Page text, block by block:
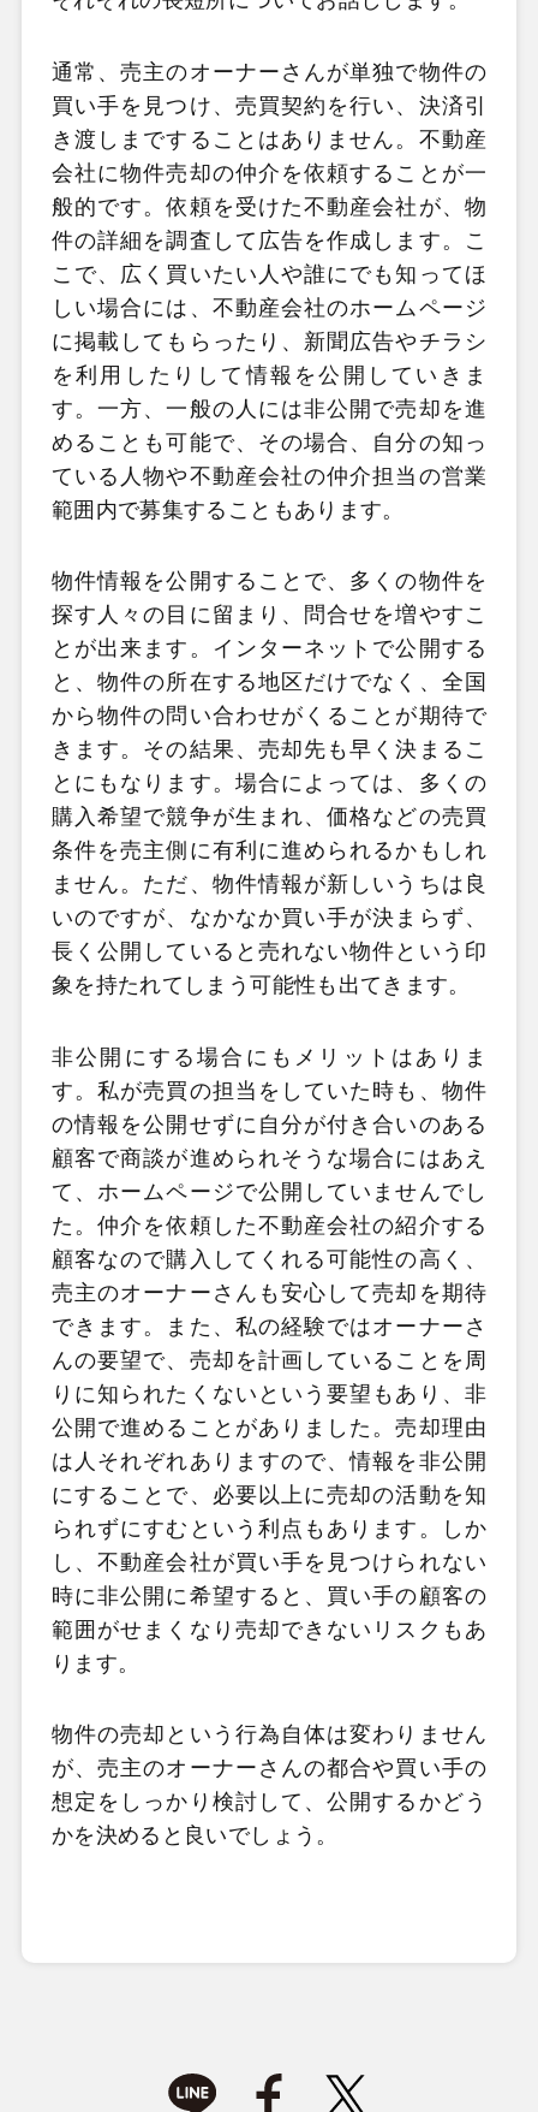
通常、売主のオーナーさんが単独で物件の
買い手を見つけ、売買契約を行い、決済引
き渡しまですることはありません。不動産
会社に物件売却の仲介を依頼することが一
般的です。依頼を受けた不動産会社が、物
件の詳細を調査して広告を作成します。こ
こで、広く買いたい人や誰にでも知ってほ
しい場合には、不動産会社のホームページ
に掲載してもらったり、新聞広告やチラシ
を利用したりして情報を公開していきま
す。一方、一般の人には非公開で売却を進
めることも可能で、その場合、自分の知っ
ている人物や不動産会社の仲介担当の営業
範囲内で募集することもあります。
物件情報を公開することで、多くの物件を
探す人々の目に留まり、問合せを増やすこ
とが出来ます。インターネットで公開する
と、物件の所在する地区だけでなく、全国
から物件の問い合わせがくることが期待で
きます。その結果、売却先も早く決まるこ
とにもなります。場合によっては、多くの
購入希望で競争が生まれ、価格などの売買
条件を売主側に有利に進められるかもしれ
ません。ただ、物件情報が新しいうちは良
いのですが、なかなか買い手が決まらず、
長く公開していると売れない物件という印
象を持たれてしまう可能性も出てきます。
非公開にする場合にもメリットはありま
す。私が売買の担当をしていた時も、物件
の情報を公開せずに自分が付き合いのある
顧客で商談が進められそうな場合にはあえ
て、ホームページで公開していませんでし
た。仲介を依頼した不動産会社の紹介する
顧客なので購入してくれる可能性の高く、
売主のオーナーさんも安心して売却を期待
できます。また、私の経験ではオーナーさ
んの要望で、売却を計画していることを周
りに知られたくないという要望もあり、非
公開で進めることがありました。売却理由
は人それぞれありますので、情報を非公開
にすることで、必要以上に売却の活動を知
られずにすむという利点もあります。しか
し、不動産会社が買い手を見つけられない
時に非公開に希望すると、買い手の顧客の
範囲がせまくなり売却できないリスクもあ
ります。
物件の売却という行為自体は変わりません
が、売主のオーナーさんの都合や買い手の
想定をしっかり検討して、公開するかどう
かを決めると良いでしょう。